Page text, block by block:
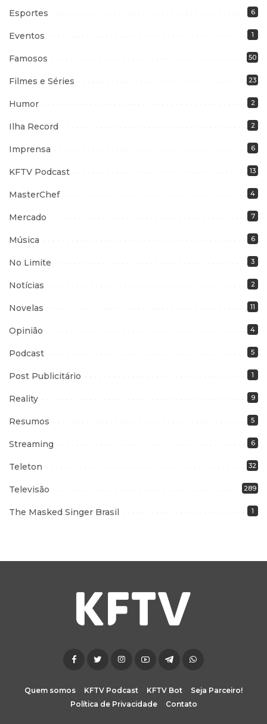
Esportes 6
Eventos 1
Famosos 50
Filmes e Séries 23
Humor 2
Ilha Record 2
Imprensa 6
KFTV Podcast 13
MasterChef 4
Mercado 7
Música 6
No Limite 3
Notícias 2
Novelas 11
Opinião 4
Podcast 5
Post Publicitário 1
Reality 9
Resumos 5
Streaming 6
Teleton 32
Televisão 289
The Masked Singer Brasil 1
Quem somos KFTV Podcast KFTV Bot
Seja Parceiro!
Política de Privacidade
Contato